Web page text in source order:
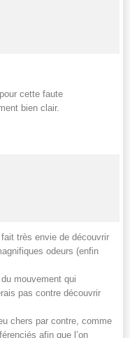
cette faute
bien clair.
très envie de découvrir
odeurs (enfin
mouvement qui
pas contre découvrir
chers par contre, comme
afin que l’on